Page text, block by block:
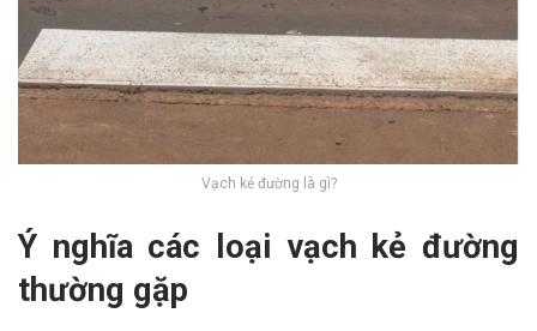
Vạch kẻ đường là gì?
Ý nghĩa các loại vạch kẻ đường
thường gặp